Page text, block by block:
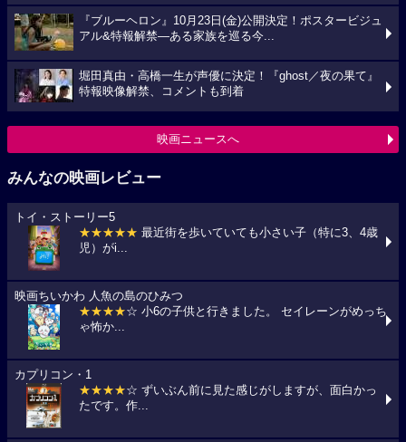
『ブルーヘロン』10月23日(金)公開決定！ポスタービジュ
アル&特報解禁―ある家族を巡る今...
堀田真由・高橋一生が声優に決定！『ghost／夜の果て』
特報映像解禁、コメントも到着
映画ニュースへ
みんなの映画レビュー
トイ・ストーリー5
★★★★★ 最近街を歩いていても小さい子（特に3、4歳
児）がi...
映画ちいかわ 人魚の島のひみつ
★★★★☆ 小6の子供と行きました。 セイレーンがめっち
ゃ怖か...
カプリコン・1
★★★★☆ ずいぶん前に見た感じがしますが、面白かっ
たです。作...